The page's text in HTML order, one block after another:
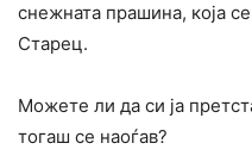
снежната прашина, која
Старец.
Можете ли да си ја
тогаш се наоѓав?